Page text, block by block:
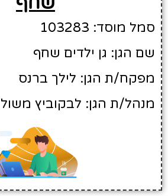
סמל מוסד: 103283
שם הגן: גן ילדים שחף
מפקח/ת הגן: לילך ברנס
מנהל/ת הגן: לבקוביץ